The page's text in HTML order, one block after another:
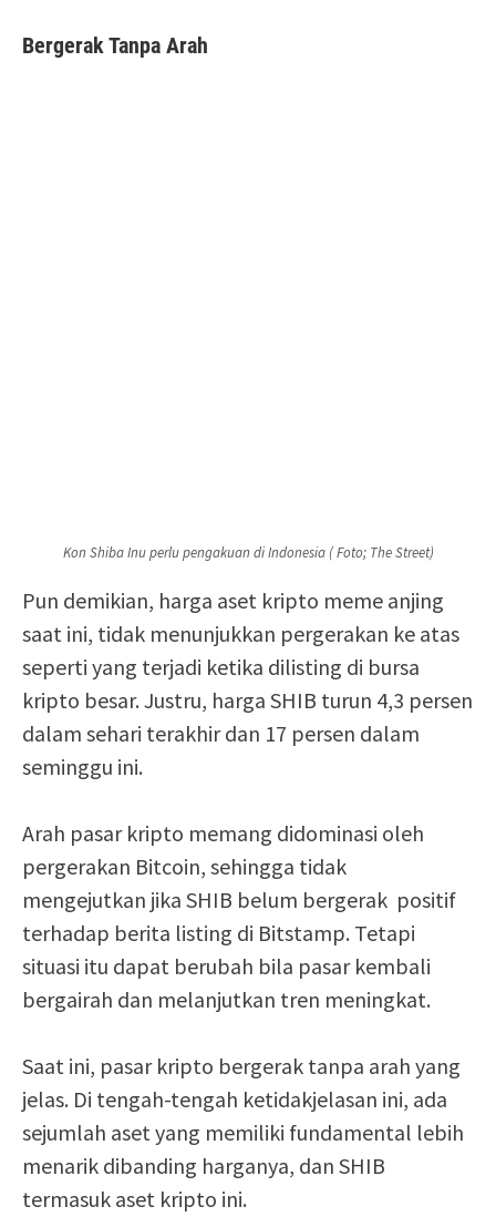
Bergerak Tanpa Arah
Kon Shiba Inu perlu pengakuan di Indonesia ( Foto; The Street)
Pun demikian, harga aset kripto meme anjing
saat ini, tidak menunjukkan pergerakan ke atas
seperti yang terjadi ketika dilisting di bursa
kripto besar. Justru, harga SHIB turun 4,3 persen
dalam sehari terakhir dan 17 persen dalam
seminggu ini.
Arah pasar kripto memang didominasi oleh
pergerakan Bitcoin, sehingga tidak
mengejutkan jika SHIB belum bergerak positif
terhadap berita listing di Bitstamp. Tetapi
situasi itu dapat berubah bila pasar kembali
bergairah dan melanjutkan tren meningkat.
Saat ini, pasar kripto bergerak tanpa arah yang
jelas. Di tengah-tengah ketidakjelasan ini, ada
sejumlah aset yang memiliki fundamental lebih
menarik dibanding harganya, dan SHIB
termasuk aset kripto ini.